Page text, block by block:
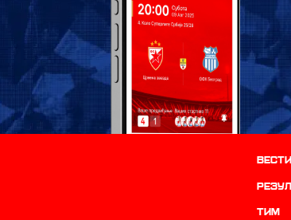
Вести
ТИМ